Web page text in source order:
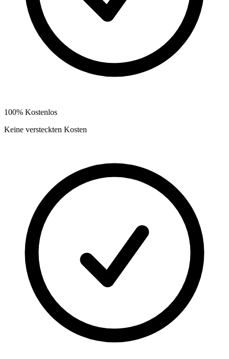
100% Kostenlos
Keine versteckten Kosten